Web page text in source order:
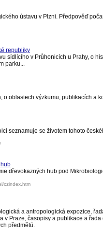
ústavu v Plzni. Předpověď
republiky
sídlícího v Průhonicích u Prahy, o
parku...
o oblastech výzkumu, publikacích a
seznamuje se životem tohoto
dřevokazných hub pod
czindex.htm
a antropologická expozice,
v Praze, časopisy a publikace a
předmětů.